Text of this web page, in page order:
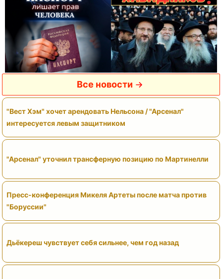
Все новости
"Вест Хэм" хочет арендовать Нельсона / "Арсенал"
интересуется левым защитником
"Арсенал" уточнил трансферную позицию по Мартинелли
Пресс-конференция Микеля Артеты после матча против
"Боруссии"
Дьёкереш чувствует себя сильнее, чем год назад